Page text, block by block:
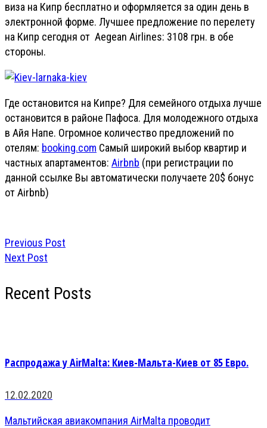
виза на Кипр бесплатно и оформляется за один день в
электронной форме. Лучшее предложение по перелету
на Кипр сегодня от Aegean Airlines: 3108 грн. в обе
стороны.
Где остановится на Кипре? Для семейного отдыха лучше
остановится в районе Пафоса. Для молодежного отдыха
в Айя Напе. Огромное количество предложений по
отелям: booking.com Самый широкий выбор квартир и
частных апартаментов: Airbnb (при регистрации по
данной ссылке Вы автоматически получаете 20$ бонус
от Airbnb)
Previous Post
Next Post
Recent Posts
Распродажа у AirMalta: Киев-Мальта-Киев от 85 Евро.
12.02.2020
Мальтийская авиакомпания AirMalta проводит